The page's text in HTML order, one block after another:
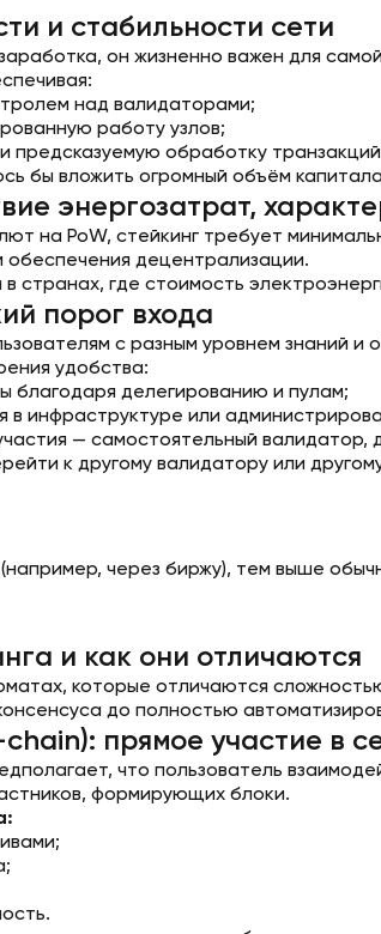
и стабильности сети
он жизненно важен для
над валидаторами;
работу узлов;
предсказуемую обработку
бы вложить огромный объём
энергозатрат,
на PoW, стейкинг требует
обеспечения децентрализации.
странах, где стоимость
порог входа
с разным уровнем знаний и
удобства:
благодаря делегированию и пулам;
в инфраструктуре или
— самостоятельный валидатор,
к другому валидатору или
через биржу), тем выше
и как они отличаются
которые отличаются
до полностью
прямое участие в
что пользователь
формирующих блоки.